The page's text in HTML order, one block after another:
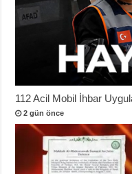
112 Acil Mobil İhbar
2 gün önce